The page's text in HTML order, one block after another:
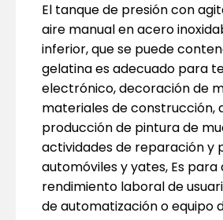
El tanque de presión con
aire manual en acero
inferior, que se puede
gelatina es adecuado para
electrónico, decoración de
materiales de construcción,
producción de pintura de
actividades de reparación y
automóviles y yates, Es
rendimiento laboral de
de automatización o equipo